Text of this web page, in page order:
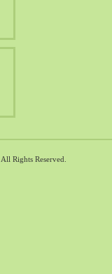
. All Rights Reserved.